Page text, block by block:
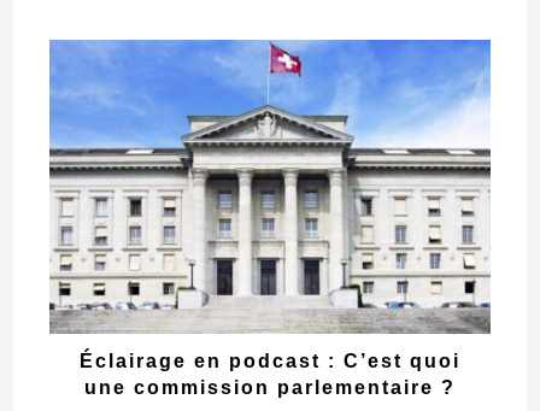
Éclairage en podcast : C’est quoi
une commission parlementaire ?